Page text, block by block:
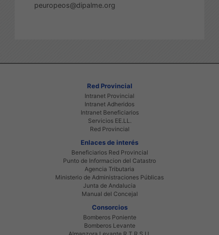
peuropeos@dipalme.org
Red Provincial
Intranet Provincial
Intranet Adheridos
Intranet Beneficiarios
Servicios EE.LL.
Red Provincial
Enlaces de interés
Beneficiarios Red Provincial
Punto de Informacion del Catastro
Agencia Tributaria
Ministerio de Administraciones Públicas
Junta de Andalucia
Manual del Concejal
Consorcios
Bomberos Poniente
Bomberos Levante